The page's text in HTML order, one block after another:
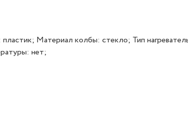
Материал колбы: стекло; Тип
нет;